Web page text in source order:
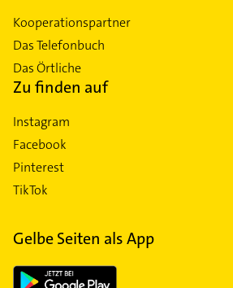
Kooperationspartner
Das Telefonbuch
Das Örtliche
Zu finden auf
Instagram
Facebook
Pinterest
TikTok
Gelbe Seiten als App